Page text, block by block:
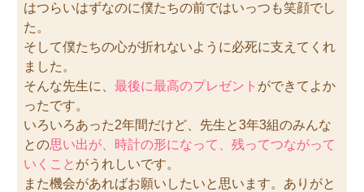
はつらいはずなのに僕たちの前ではいっつも笑顔でし
た。
そして僕たちの心が折れないように必死に支えてくれ
ました。
そんな先生に、最後に最高のプレゼント ができてよか
ったです。
いろいろあった2年間だけど、先生と3年3組のみんな
との思い出が、時計の形になって、残ってつながって
いくこと がうれしいです。
また機会があればお願いしたいと思います。ありがと